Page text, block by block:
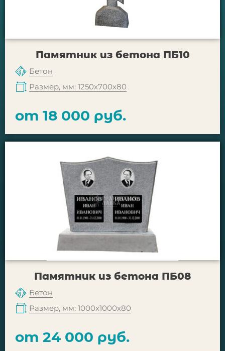
Памятник из бетона ПБ10
Бетон
Размер, мм: 1250х700х80
от 18 000 руб.
Памятник из бетона ПБ08
Бетон
Размер, мм: 1000х1000х80
от 24 000 руб.